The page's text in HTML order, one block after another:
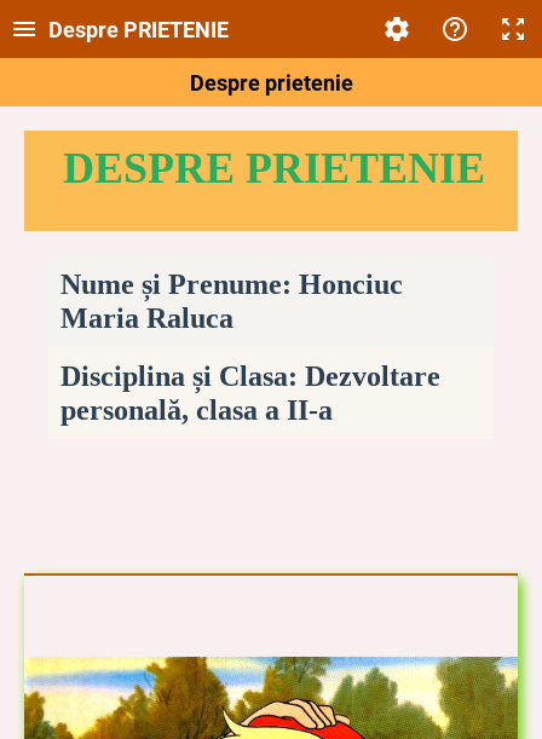
Despre PRIETENIE
Despre prietenie
DESPRE PRIETENIE
Nume și Prenume: Honciuc
Maria Raluca
Disciplina și Clasa: Dezvoltare
personală, clasa a II-a